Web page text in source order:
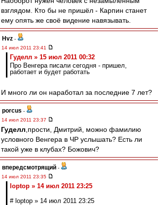
взглядом. Кто бы не пришёл - Карпин станет
ему опять же своё видение навязывать.
Hvz -
14 июл 2011 23:41
Гуделл » 15 июл 2011 00:32
Про Венгера писали сегодня - пришел,
работает и будет работать
И много ли он наработал за последние 7 лет?
porcus -
14 июл 2011 23:37
Гуделл ,прости, Дмитрий, можно фамилию
условного Венгера в ЧР услышать? Есть ли
такой уже в клубах? Божович?
впередсмотрящий -
14 июл 2011 23:35
loptop » 14 июл 2011 23:25
# loptop » 14 июл 2011 23:25